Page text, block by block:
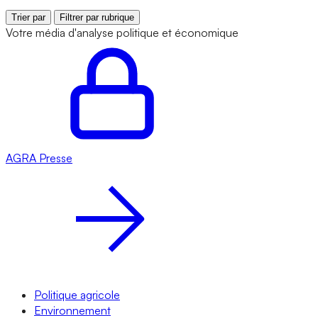
Trier par Filtrer par rubrique
Votre média d'analyse politique et économique
AGRA Presse
Politique agricole
Environnement